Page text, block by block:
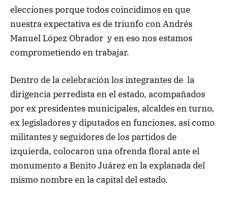
elecciones porque todos coincidimos en que
nuestra expectativa es de triunfo con Andrés
Manuel López Obrador y en eso nos estamos
comprometiendo en trabajar.
Dentro de la celebración los integrantes de la
dirigencia perredista en el estado, acompañados
por ex presidentes municipales, alcaldes en turno,
ex legisladores y diputados en funciones, así como
militantes y seguidores de los partidos de
izquierda, colocaron una ofrenda floral ante el
monumento a Benito Juárez en la explanada del
mismo nombre en la capital del estado.